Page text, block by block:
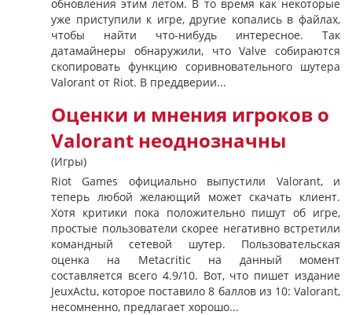
обновления этим летом. В то время как некоторые
уже приступили к игре, другие копались в файлах,
чтобы найти что-нибудь интересное. Так
датамайнеры обнаружили, что Valve собираются
скопировать функцию соривновательного шутера
Valorant от Riot. В преддверии...
Оценки и мнения игроков о
Valorant неоднозначны
(Игры)
Riot Games официально выпустили Valorant, и
теперь любой желающий может скачать клиент.
Хотя критики пока положительно пишут об игре,
простые пользователи скорее негативно встретили
командный сетевой шутер. Пользовательская
оценка на Metacritic на данный момент
составляется всего 4.9/10. Вот, что пишет издание
JeuxActu, которое поставило 8 баллов из 10: Valorant,
несомненно, предлагает хорошо...